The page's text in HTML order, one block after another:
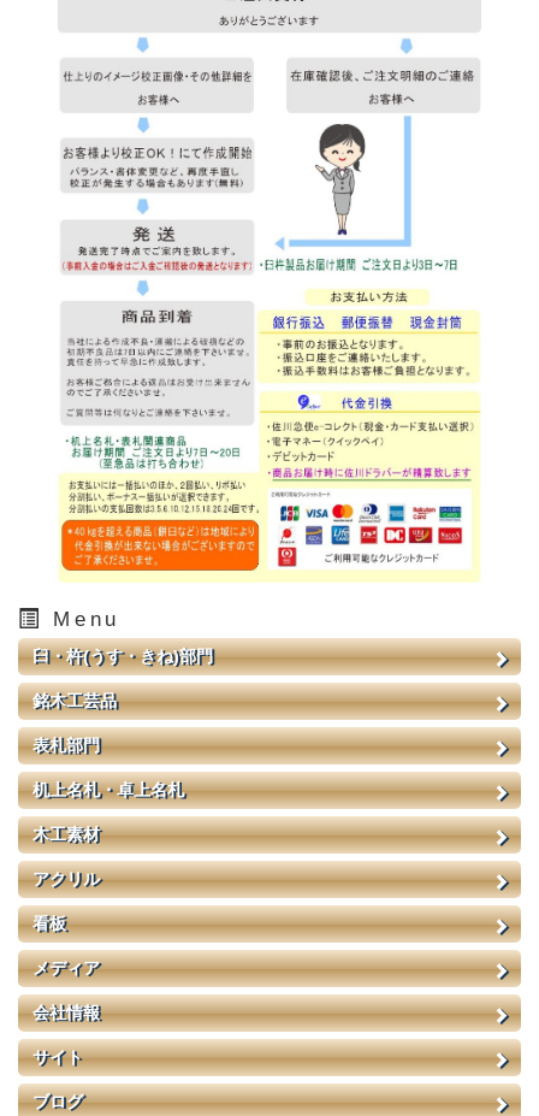
Menu
臼・杵(うす・きね)部門
銘木工芸品
表札部門
机上名札・卓上名札
木工素材
アクリル
看板
メディア
会社情報
サイト
ブログ